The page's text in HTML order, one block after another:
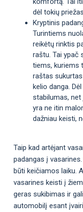
dėl tokių
Kryptinis
Turintiems
reikėtų rinktis
raštu. Tai ypač
tiems, kuriems
raštas
kelio danga.
stabilumas, net
yra ne itin
dažniau keisti,
Taip kad artėjant
padangas į
būti keičiamos laiku.
vasarines keisti į
geras sukibimas ir
automobilį esant